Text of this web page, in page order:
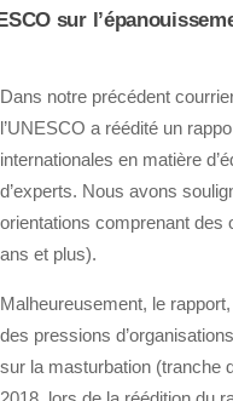
sur
Dans notre précédent
l’UNESCO a réédité un
internationales en matière
d’experts. Nous avons
orientations comprenant des
ans et plus).
Malheureusement, le
des pressions
sur la masturbation (tranche